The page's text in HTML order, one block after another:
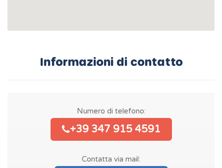
Informazioni di contatto
Numero di telefono:
+39 347 915 4591
Contatta via mail: